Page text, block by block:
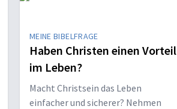
MEINE BIBELFRAGE
Haben Christen einen Vorteil
im Leben?
Macht Christsein das Leben
einfacher und sicherer? Nehmen